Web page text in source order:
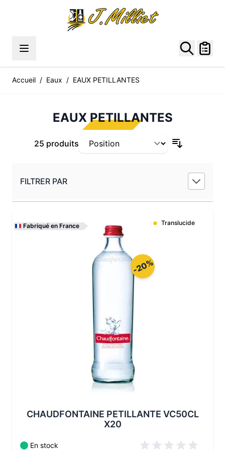
Accueil / Eaux / EAUX PETILLANTES
EAUX PETILLANTES
25 produits
FILTRER PAR
Fabriqué en France Translucide
-20%
Les conditionnements disponibles :
CHAUDFONTAINE PETILLANTE VC50CL
X20
En stock